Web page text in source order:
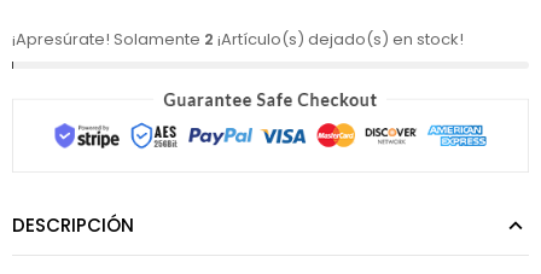
¡Apresúrate! Solamente 2 ¡Artículo(s) dejado(s) en stock!
DESCRIPCIÓN